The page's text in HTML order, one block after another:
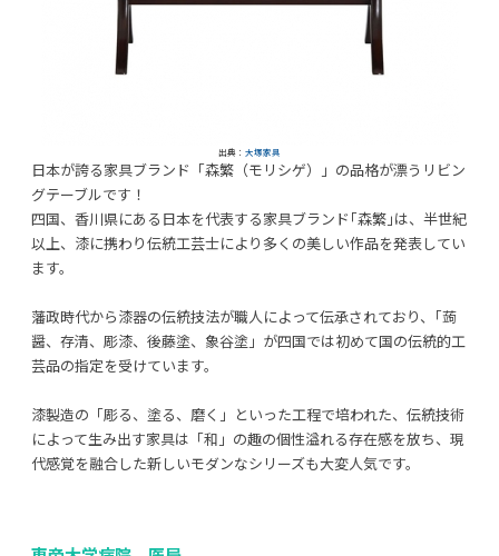
出典： 大塚家具
日本が誇る家具ブランド「森繁（モリシゲ）」の品格が漂うリビン
グテーブルです！
四国、香川県にある日本を代表する家具ブランド｢森繁｣は、半世紀
以上、漆に携わり伝統工芸士により多くの美しい作品を発表してい
ます。
藩政時代から漆器の伝統技法が職人によって伝承されており、｢蒟
醤、存清、彫漆、後藤塗、象谷塗」が四国では初めて国の伝統的工
芸品の指定を受けています。
漆製造の「彫る、塗る、磨く」といった工程で培われた、伝統技術
によって生み出す家具は「和」の趣の個性溢れる存在感を放ち、現
代感覚を融合した新しいモダンなシリーズも大変人気です。